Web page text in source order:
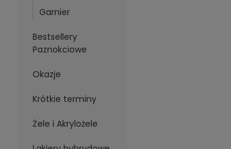
Garnier
Bestsellery
Paznokciowe
Okazje
Krótkie terminy
Żele i Akrylożele